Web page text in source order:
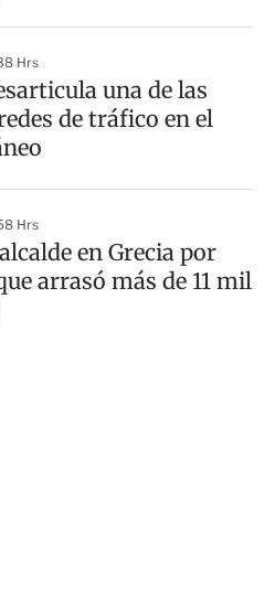
Hrs
una de las
de tráfico en el
Hrs
en Grecia por
arrasó más de 11 mil